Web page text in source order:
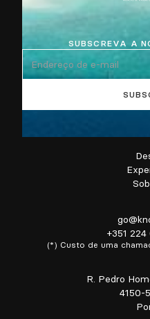
SUBSCREVA A
+351
(*) Custo de uma
R. Pedro
4150-